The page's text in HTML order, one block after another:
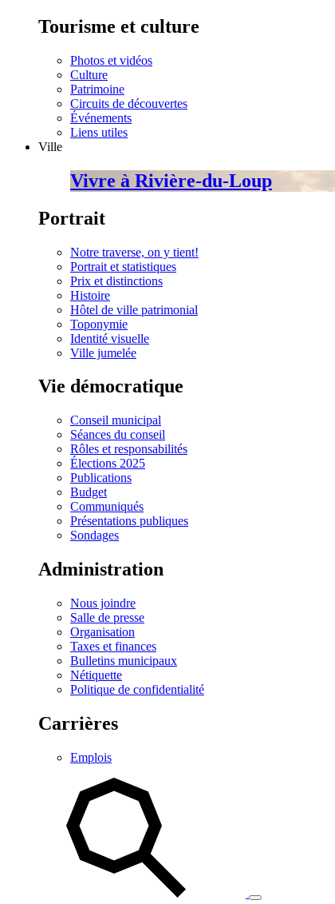
Tourisme et culture
Photos et vidéos
Culture
Patrimoine
Circuits de découvertes
Événements
Liens utiles
Ville
Vivre à Rivière-du-Loup
Portrait
Notre traverse, on y tient!
Portrait et statistiques
Prix et distinctions
Histoire
Hôtel de ville patrimonial
Toponymie
Identité visuelle
Ville jumelée
Vie démocratique
Conseil municipal
Séances du conseil
Rôles et responsabilités
Élections 2025
Publications
Budget
Communiqués
Présentations publiques
Sondages
Administration
Nous joindre
Salle de presse
Organisation
Taxes et finances
Bulletins municipaux
Nétiquette
Politique de confidentialité
Carrières
Emplois